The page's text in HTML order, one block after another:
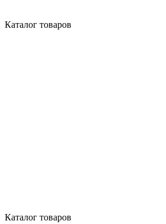
Каталог товаров
Каталог товаров